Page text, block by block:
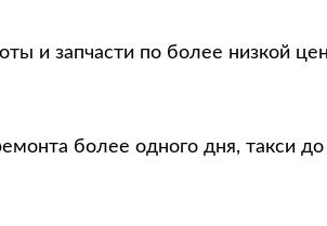
и запчасти по более низкой
более одного дня, такси